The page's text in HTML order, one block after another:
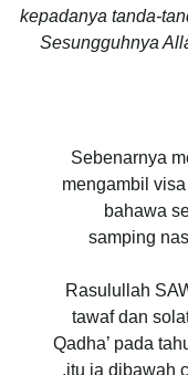
kepadanya tanda-
Sesungguhnya
Sebenarnya
mengambil
bahawa
samping
Rasulullah
tawaf dan
Qadha’ pada
itu ia dibawah